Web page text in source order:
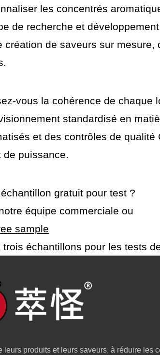
les concentrés
de recherche et
création de saveurs sur
vous la cohérence de chaque
standardisé en
et des contrôles de
de puissance.
gratuit pour test ?
équipe commerciale ou
sample
échantillons pour les tests
produits et leurs saveurs, à réduire les